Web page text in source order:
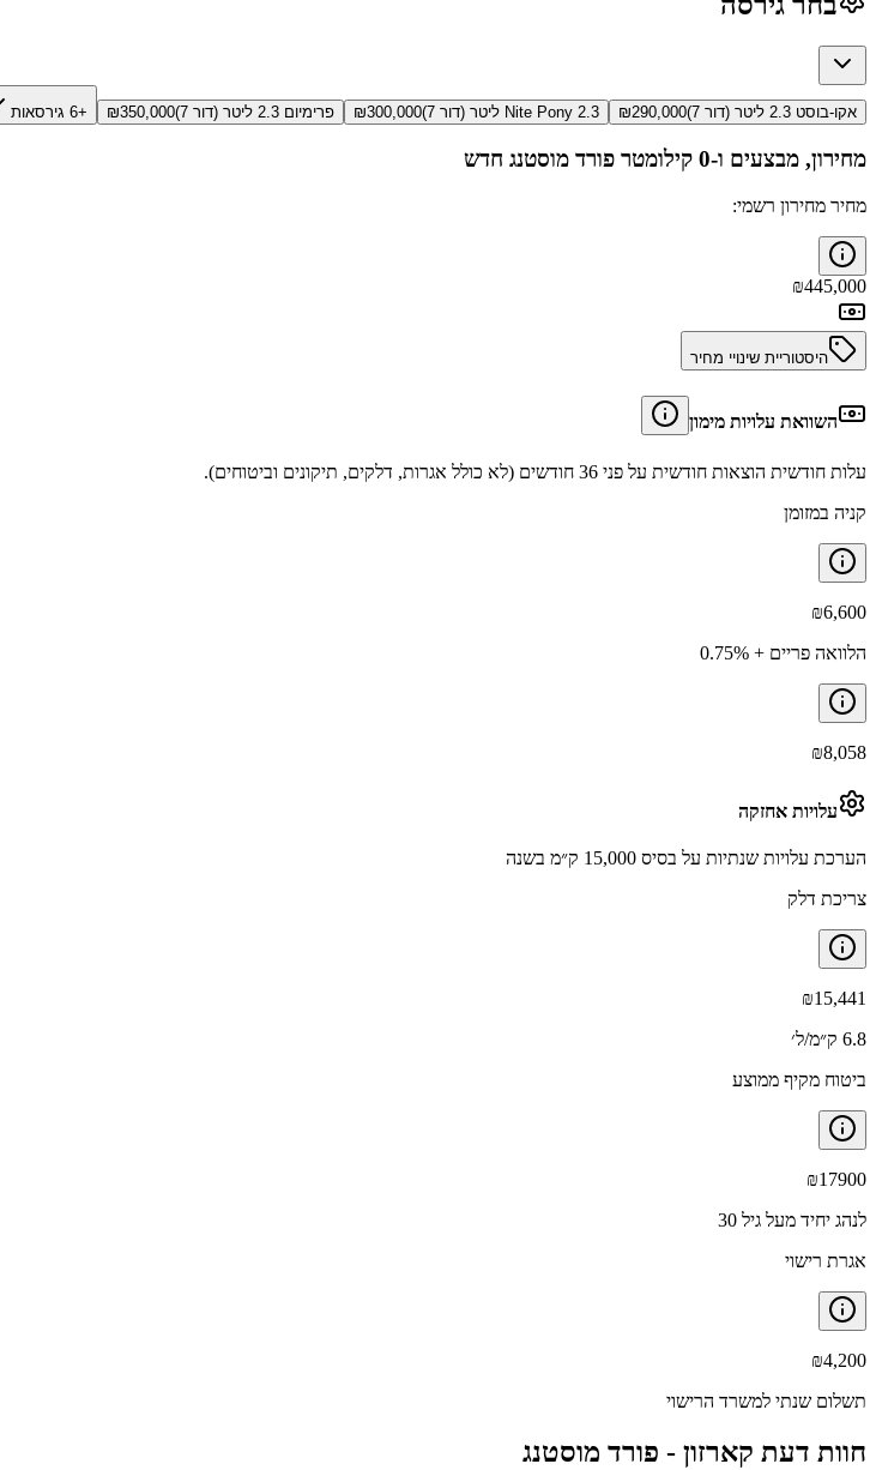
אקו-בוסט 2.3 ליטר (דור 7) ₪290,000 Nite Pony 2.3 ליטר (דור 7) ₪300,000 פרימיום 2.3 ליטר (דור 7) ₪350,000 +6 גירסאות
מחירון, מבצעים ו-0 קילומטר פורד מוסטנג חדש
מחיר מחירון רשמי:
₪445,000
היסטוריית שינויי מחיר
השוואת עלויות מימון
עלות חודשית הוצאות חודשית על פני 36 חודשים (לא כולל אגרות, דלקים, תיקונים וביטוחים).
קניה במזומן
₪6,600
הלוואה פריים + 0.75%
₪8,058
עלויות אחזקה
הערכת עלויות שנתיות על בסיס 15,000 ק״מ בשנה
צריכת דלק
₪15,441
6.8 ק״מ/ל׳
ביטוח מקיף ממוצע
₪17900
לנהג יחיד מעל גיל 30
אגרת רישוי
₪4,200
תשלום שנתי למשרד הרישוי
חוות דעת קארזון - פורד מוסטנג